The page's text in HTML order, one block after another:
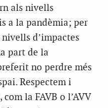
als nivells
a la pandèmia; per
d’impactes
part de la
no perdre més
Respectem i
la FAVB o l’AVV